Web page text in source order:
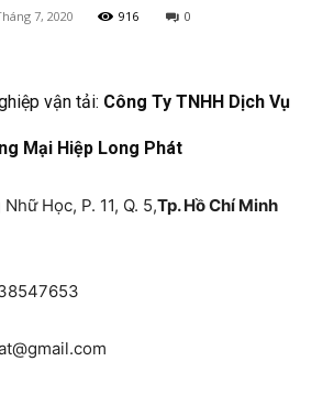
7, 2020 916 0
vận tải: Công Ty TNHH Dịch Vụ
Mại Hiệp Long Phát
Học, P. 11, Q. 5,Tp. Hồ Chí Minh